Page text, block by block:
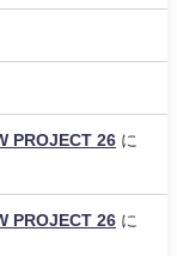
PROJECT 26 に
PROJECT 26 に